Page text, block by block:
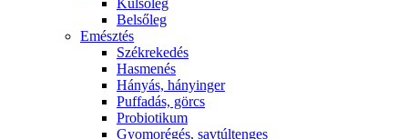
Külsőleg
Belsőleg
Emésztés
Székrekedés
Hasmenés
Hányás, hányinger
Puffadás, görcs
Probiotikum
Gyomorégés, savtúltenges